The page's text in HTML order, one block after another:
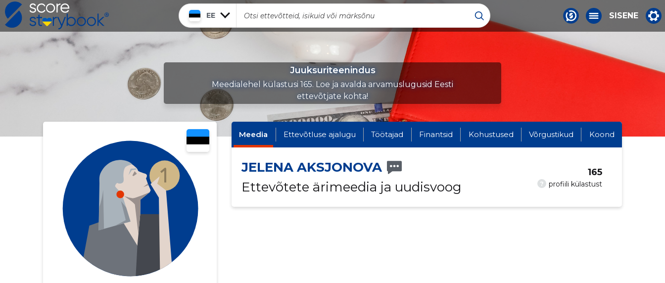
EE SISENE
Juuksuriteenindus
Meedialehel külastusi 165. Loe ja avalda arvamuslugusid Eesti
ettevõtjate kohta!
Meedia Ettevõtluse ajalugu Töötajad Finantsid Kohustused Võrgustikud Koond
JELENA AKSJONOVA
Ettevõtete ärimeedia ja uudisvoog
? profiili külastust
165